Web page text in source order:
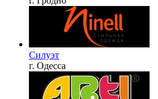
Силуэт
г. Одесса